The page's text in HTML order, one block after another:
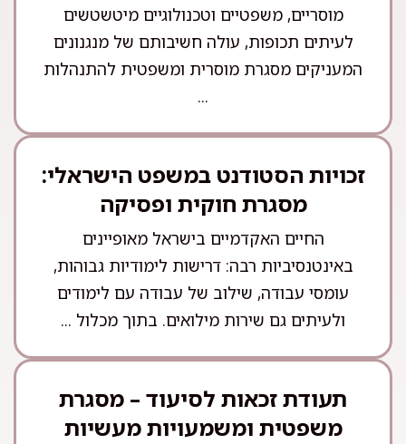
מוסריים, משפטיים וטכנולוגיים מיטשטשים
לעיתים תכופות, עולה חשיבותם של מנגנונים
המעניקים מסגרת מוסרית ומשפטית להתנהלות
...
זכויות הסטודנט במשפט הישראלי:
מסגרת חוקית ופסיקה
החיים האקדמיים בישראל מאופיינים
באינטנסיביות רבה: דרישות לימודיות גבוהות,
עומסי עבודה, שילוב של עבודה עם לימודים
ולעיתים גם שירות מילואים. בתוך מכלול ...
תעודת זכאות לסיעוד – מסגרת
משפטית ומשמעויות מעשיות